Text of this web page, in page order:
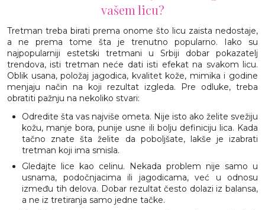
vašem licu?
Tretman treba birati prema onome što licu zaista nedostaje,
a ne prema tome šta je trenutno popularno. Iako su
najpopularniji estetski tretmani u Srbiji dobar pokazatelj
trendova, isti tretman neće dati isti efekat na svakom licu.
Oblik usana, položaj jagodica, kvalitet kože, mimika i godine
menjaju način na koji rezultat izgleda. Pre odluke, treba
obratiti pažnju na nekoliko stvari:
Odredite šta vas najviše ometa. Nije isto ako želite svežiju
kožu, manje bora, punije usne ili bolju definiciju lica. Kada
tačno znate šta želite da poboljšate, lakše je izabrati
tretman koji ima smisla.
Gledajte lice kao celinu. Nekada problem nije samo u
usnama, podočnjacima ili jagodicama, već u odnosu
između tih delova. Dobar rezultat često dolazi iz balansa,
a ne iz tretiranja samo jedne tačke.